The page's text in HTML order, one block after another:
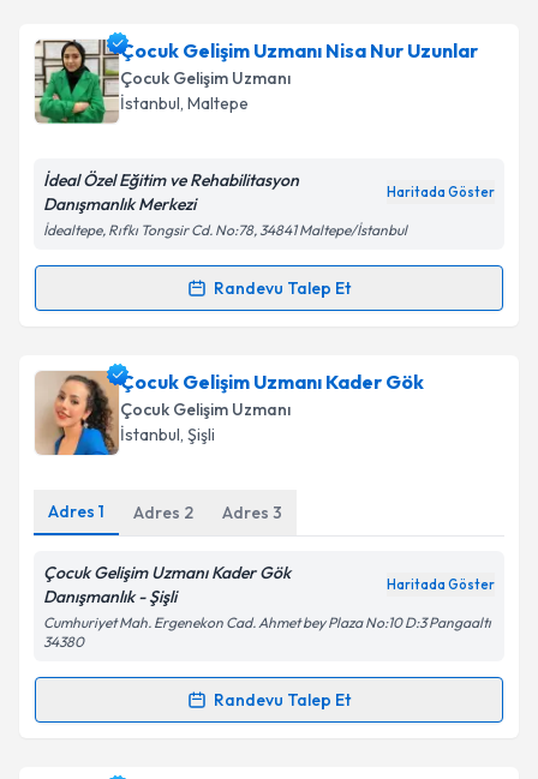
Çocuk Gelişim Uzmanı Nisa Nur Uzunlar
Çocuk Gelişim Uzmanı
İstanbul, Maltepe
İdeal Özel Eğitim ve Rehabilitasyon
Danışmanlık Merkezi
Haritada Göster
İdealtepe, Rıfkı Tongsir Cd. No:78, 34841 Maltepe/İstanbul
Randevu Talep Et
Randevu Takvimi Talebi
Çocuk Gelişim Uzmanı Nisa Nur Uzunlariçin
randevu takvimi talebi oluşturun. Size bu uzmandan
randevu almanız için bir takvim hazırlandığında e-
posta ile bilgilendireceğiz.
Kişisel verilerimin işlenmesine ilişkinAydınlatma
Çocuk Gelişim Uzmanı Kader Gök
Çocuk Gelişim Uzmanı
İstanbul, Şişli
Adres 1 Adres 2 Adres 3
Çocuk Gelişim Uzmanı Kader Gök
Danışmanlık - Şişli
Haritada Göster
Cumhuriyet Mah. Ergenekon Cad. Ahmet bey Plaza No:10 D:3 Pangaaltı
34380
Randevu Talep Et
Randevu Takvimi Talebi